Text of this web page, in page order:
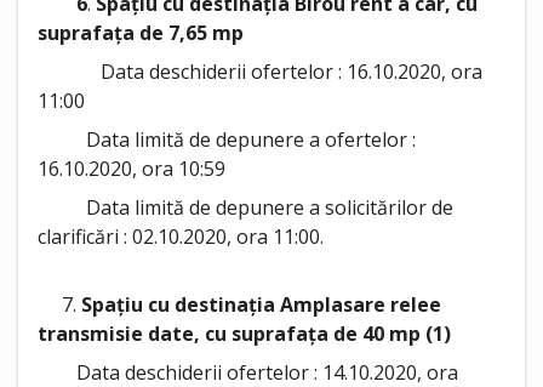
suprafața de 7,65 mp
Data deschiderii ofertelor : 16.10.2020, ora
11:00
Data limită de depunere a ofertelor :
16.10.2020, ora 10:59
Data limită de depunere a solicitărilor de
clarificări : 02.10.2020, ora 11:00.
7. Spațiu cu destinația Amplasare relee
transmisie date, cu suprafața de 40 mp (1)
Data deschiderii ofertelor : 14.10.2020, ora